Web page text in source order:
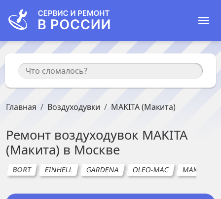
Главная Воздуходувки MAKITA (Макита)
Ремонт воздуходувок MAKITA
(Макита) в Москве
BORT EINHELL GARDENA OLEO-MAC MAKITA